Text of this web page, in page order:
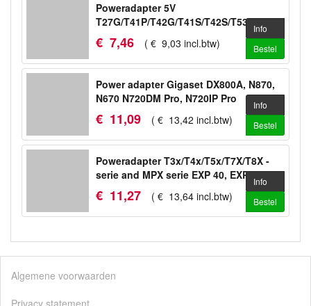
Poweradapter 5V
T27G/T41P/T42G/T41S/T42S/T53/T53W/WH64
€ 7,46 ( € 9,03 incl.btw)
Info
Bestel
Power adapter Gigaset DX800A, N870,
N670 N720DM Pro, N720IP Pro
€ 11,09 ( € 13,42 incl.btw)
Info
Bestel
Poweradapter T3x/T4x/T5x/T7X/T8X -
serie and MPX serie EXP 40, EXP 50
€ 11,27 ( € 13,64 incl.btw)
Info
Bestel
Algemene voorwaarden
Privacy statement